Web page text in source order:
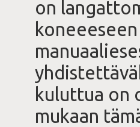
on
kuluttua on
mukaan